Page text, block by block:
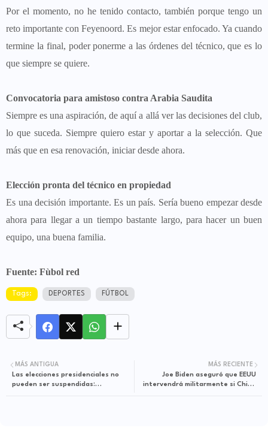
Por el momento, no he tenido contacto, también porque tengo un
reto importante con Feyenoord. Es mejor estar enfocado. Ya cuando
termine la final, poder ponerme a las órdenes del técnico, que es lo
que siempre se quiere.
Convocatoria para amistoso contra Arabia Saudita
Siempre es una aspiración, de aquí a allá ver las decisiones del club,
lo que suceda. Siempre quiero estar y aportar a la selección. Que
más que en esa renovación, iniciar desde ahora.
Elección pronta del técnico en propiedad
Es una decisión importante. Es un país. Sería bueno empezar desde
ahora para llegar a un tiempo bastante largo, para hacer un buen
equipo, una buena familia.
Fuente: Fùbol red
Tags: DEPORTES FÚTBOL
MÁS RECIENTE
Joe Biden aseguró que EEUU
intervendrá militarmente si China
MÁS ANTIGUA
Las elecciones presidenciales no
pueden ser suspendidas: